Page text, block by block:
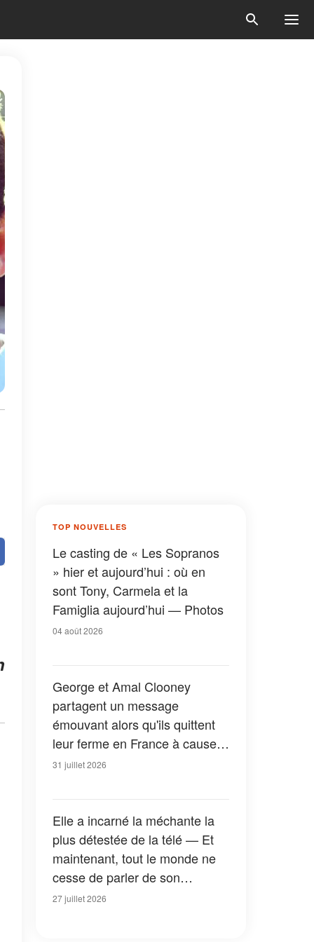
TOP NOUVELLES
Le casting de « Les Sopranos
» hier et aujourd’hui : où en
sont Tony, Carmela et la
Famiglia aujourd’hui — Photos
04 août 2026
George et Amal Clooney
partagent un message
émouvant alors qu'ils quittent
leur ferme en France à cause
des feux de forêt — Tous les
31 juillet 2026
Elle a incarné la méchante la
plus détestée de la télé — Et
maintenant, tout le monde ne
cesse de parler de son
apparition dans la nouvelle
27 juillet 2026